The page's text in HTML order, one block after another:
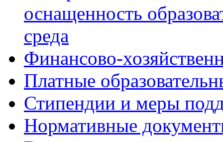
оснащенность
среда
Финансово-
Платные
Стипендии и меры
Нормативные